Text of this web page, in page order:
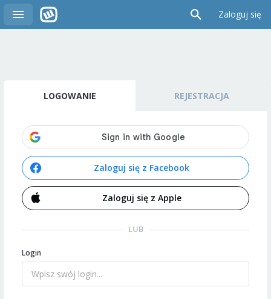
Zaloguj się
LOGOWANIE REJESTRACJA
Zaloguj się z Facebook
Zaloguj się z Apple
LUB
Login